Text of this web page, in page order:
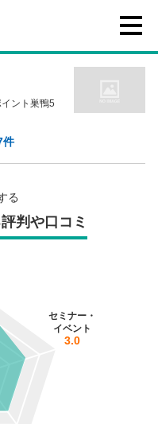
460
休日：水
ント巣鴨5
件
る
判や口コミ
セミナー・
イベント
3.0